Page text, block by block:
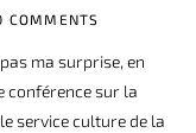
COMMENTS
ma surprise, en
conférence sur la
service culture de la